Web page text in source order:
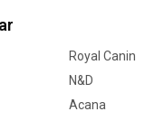
Royal Canin
N&D
Acana